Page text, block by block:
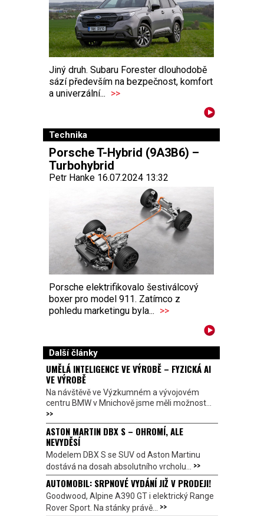
Jiný druh. Subaru Forester dlouhodobě
sází především na bezpečnost, komfort
a univerzální... >>
Technika
Porsche T-Hybrid (9A3B6) –
Turbohybrid
Petr Hanke 16.07.2024 13:32
Porsche elektrifikovalo šestiválcový
boxer pro model 911. Zatímco z
pohledu marketingu byla... >>
Další články
UMĚLÁ INTELIGENCE VE VÝROBĚ – FYZICKÁ AI
VE VÝROBĚ
Na návštěvě ve Výzkumném a vývojovém
centru BMW v Mnichově jsme měli možnost...
>>
ASTON MARTIN DBX S – OHROMÍ, ALE
NEVYDĚSÍ
Modelem DBX S se SUV od Aston Martinu
dostává na dosah absolutního vrcholu... >>
AUTOMOBIL: SRPNOVÉ VYDÁNÍ JIŽ V PRODEJI!
Goodwood, Alpine A390 GT i elektrický Range
Rover Sport. Na stánky právě... >>